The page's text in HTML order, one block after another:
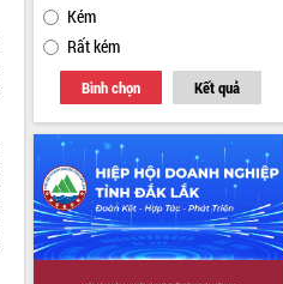
Kém
Rất kém
Bình chọn Kết quả